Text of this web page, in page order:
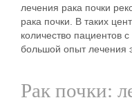
лечения рака почки
рака почки. В таких
количество пациентов
большой опыт лечения
Рак почки: